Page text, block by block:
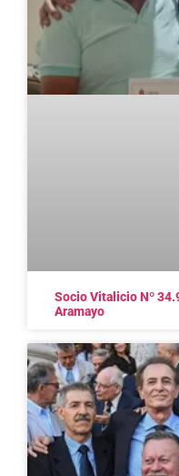
Socio Vitalicio Nº
Aramayo